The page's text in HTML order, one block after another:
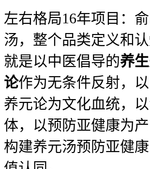
左右格局16年项目：
汤，整个品类定义和认
就是以中医倡导的养
论作为无条件反射，
养元论为文化血统，
体，以预防亚健康为产
构建养元汤预防亚健康